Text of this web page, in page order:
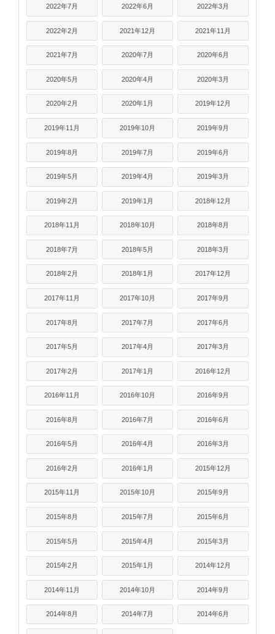
2022年7月 2022年6月 2022年3月
2022年2月 2021年12月 2021年11月
2021年7月 2020年7月 2020年6月
2020年5月 2020年4月 2020年3月
2020年2月 2020年1月 2019年12月
2019年11月 2019年10月 2019年9月
2019年8月 2019年7月 2019年6月
2019年5月 2019年4月 2019年3月
2019年2月 2019年1月 2018年12月
2018年11月 2018年10月 2018年8月
2018年7月 2018年5月 2018年3月
2018年2月 2018年1月 2017年12月
2017年11月 2017年10月 2017年9月
2017年8月 2017年7月 2017年6月
2017年5月 2017年4月 2017年3月
2017年2月 2017年1月 2016年12月
2016年11月 2016年10月 2016年9月
2016年8月 2016年7月 2016年6月
2016年5月 2016年4月 2016年3月
2016年2月 2016年1月 2015年12月
2015年11月 2015年10月 2015年9月
2015年8月 2015年7月 2015年6月
2015年5月 2015年4月 2015年3月
2015年2月 2015年1月 2014年12月
2014年11月 2014年10月 2014年9月
2014年8月 2014年7月 2014年6月